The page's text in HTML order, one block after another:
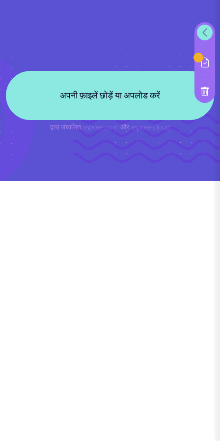
अपनी फ़ाइलें छोड़ें या अपलोड करें
द्वारा संचालितaspose.com औरaspose.cloud